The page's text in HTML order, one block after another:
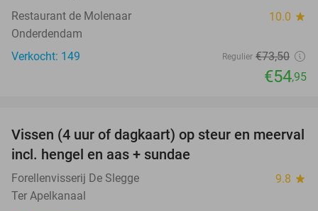
Restaurant de Molenaar 10.0 star
Onderdendam
Verkocht: 149
Regulier €73,50
€54,95
44%
Vissen (4 uur of dagkaart) op steur en meerval
incl. hengel en aas + sundae
Forellenvisserij De Slegge 9.8 star
Ter Apelkanaal